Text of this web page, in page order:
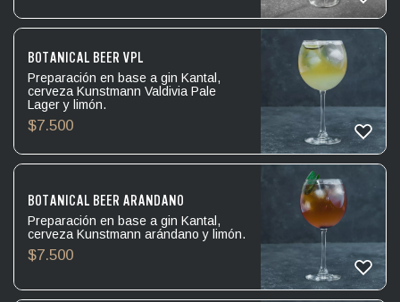
BOTANICAL BEER VPL
Preparación en base a gin Kantal,
cerveza Kunstmann Valdivia Pale
Lager y limón.
$7.500
BOTANICAL BEER ARÁNDANO
Preparación en base a gin Kantal,
cerveza Kunstmann arándano y limón.
$7.500